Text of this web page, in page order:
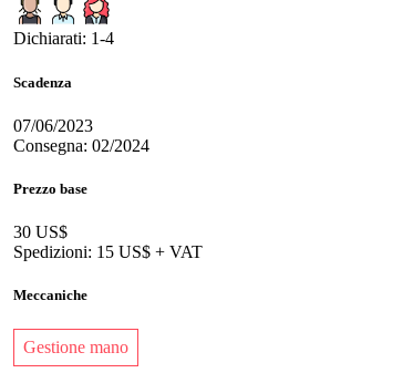
Dichiarati: 1-4
Scadenza
07/06/2023
Consegna: 02/2024
Prezzo base
30 US$
Spedizioni: 15 US$ + VAT
Meccaniche
Gestione mano